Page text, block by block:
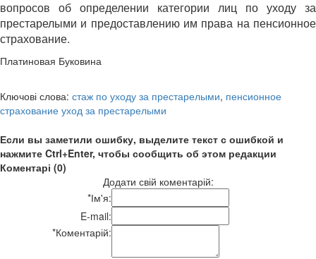
вопросов об определении категории лиц по уходу за
престарелыми и предоставлению им права на пенсионное
страхование.
Платиновая Буковина
Ключові слова: стаж по уходу за престарелыми, пенсионное
страхование уход за престарелыми
Если вы заметили ошибку, выделите текст с ошибкой и
нажмите Ctrl+Enter, чтобы сообщить об этом редакции
Коментарі (0)
Додати свій коментарій:
*Ім'я:
E-mail:
*Коментарій: